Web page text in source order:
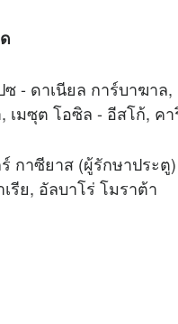
ซ - ดาเนียล การ์บาฆาล
เมซุต โอซิล - อีสโก้, ค
ร์ กาซียาส (ผู้รักษาประ
รีย, อัลบาโร่ โมราต้า